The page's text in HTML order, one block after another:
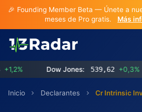
🎉 Founding Member Beta — Únete a
meses de Pro gratis.
Más
Dow Jones: 539,62 +0,3%
Inicio Declarantes Cr Intrinsic